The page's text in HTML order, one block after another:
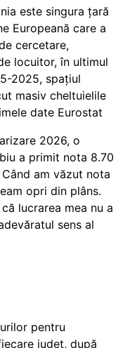
este singura țară
Europeană care a
cercetare,
locuitor, în ultimul
2025, spațiul
masiv cheltuielile
date Eurostat
2026, o
a primit nota 8.70
am văzut nota
opri din plâns.
lucrarea mea nu a
sens al
pentru
județ, după